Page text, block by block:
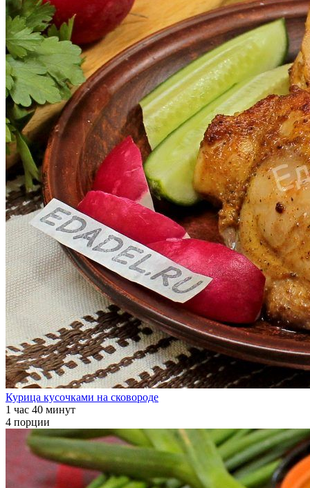
Курица кусочками на сковороде
1 час 40 минут
4 порции